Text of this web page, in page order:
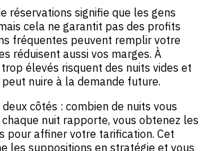
réservations signifie que les gens
cela ne garantit pas des profits
fréquentes peuvent remplir votre
réduisent aussi vos marges. À
élevés risquent des nuits vides et
peut nuire à la demande future.
côtés : combien de nuits vous
nuit rapporte, vous obtenez les
pour affiner votre tarification. Cet
les suppositions en stratégie et vous